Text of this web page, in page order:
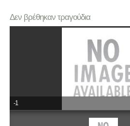
Δεν βρέθηκαν τραγούδια
-1